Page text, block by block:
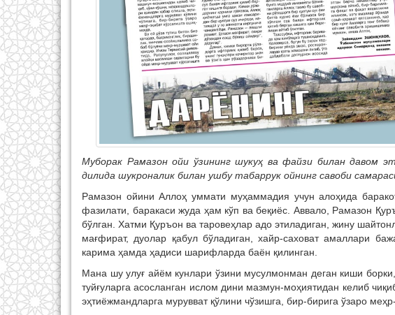
Муборак Рамазон ойи ўзининг шукуҳ ва файзи билан давом
дилида шукроналик билан ушбу табаррук ойнинг савоби
Рамазон ойини Аллоҳ уммати муҳаммадия учун алоҳида
фазилати, баракаси жуда ҳам кўп ва беқиёс. Аввало, Рамазон
бўлган. Хатми Қуръон ва таровеҳлар адо этиладиган, жину
мағфират, дуолар қабул бўладиган, хайр-саховат амаллари
карима ҳамда ҳадиси шарифларда баён қилинган.
Мана шу улуғ айём кунлари ўзини мусулмонман деган киши
туйғуларга асосланган ислом дини мазмун-моҳиятидан келиб
эҳтиёжмандларга мурувват қўлини чўзишга, бир-бирига ўзаро